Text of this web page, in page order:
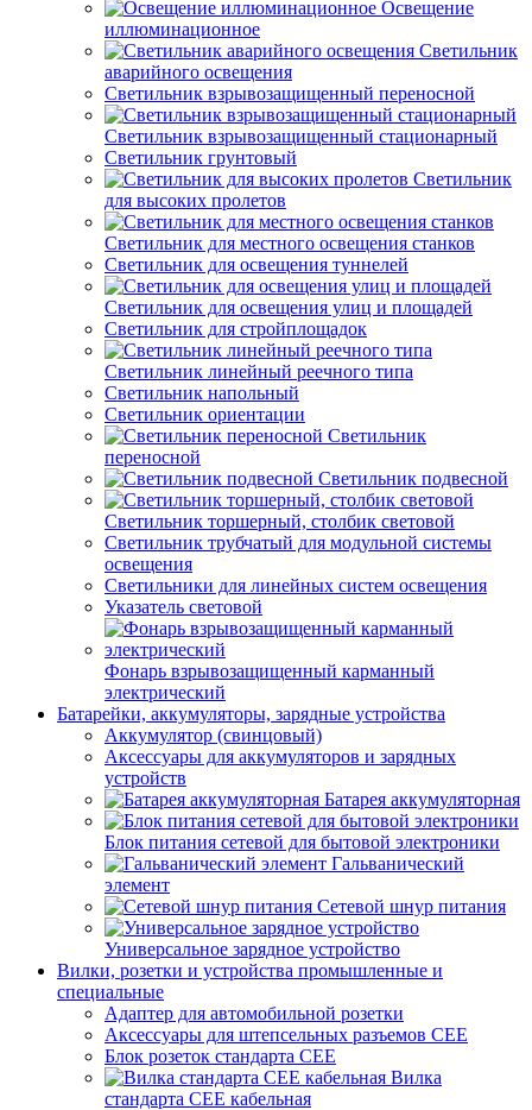
Освещение
иллюминационное
Светильник
аварийного освещения
Светильник взрывозащищенный переносной
Светильник взрывозащищенный стационарный
Светильник грунтовый
Светильник
для высоких пролетов
Светильник для местного освещения станков
Светильник для освещения туннелей
Светильник для освещения улиц и площадей
Светильник для стройплощадок
Светильник линейный реечного типа
Светильник напольный
Светильник ориентации
Светильник
переносной
Светильник подвесной
Светильник торшерный, столбик световой
Светильник трубчатый для модульной системы
освещения
Светильники для линейных систем освещения
Указатель световой
Фонарь взрывозащищенный карманный
электрический
Батарейки, аккумуляторы, зарядные устройства
Аккумулятор (свинцовый)
Аксессуары для аккумуляторов и зарядных
устройств
Батарея аккумуляторная
Блок питания сетевой для бытовой электроники
Гальванический
элемент
Сетевой шнур питания
Универсальное зарядное устройство
Вилки, розетки и устройства промышленные и
специальные
Адаптер для автомобильной розетки
Аксессуары для штепсельных разъемов CEE
Блок розеток стандарта CEE
Вилка
стандарта CEE кабельная